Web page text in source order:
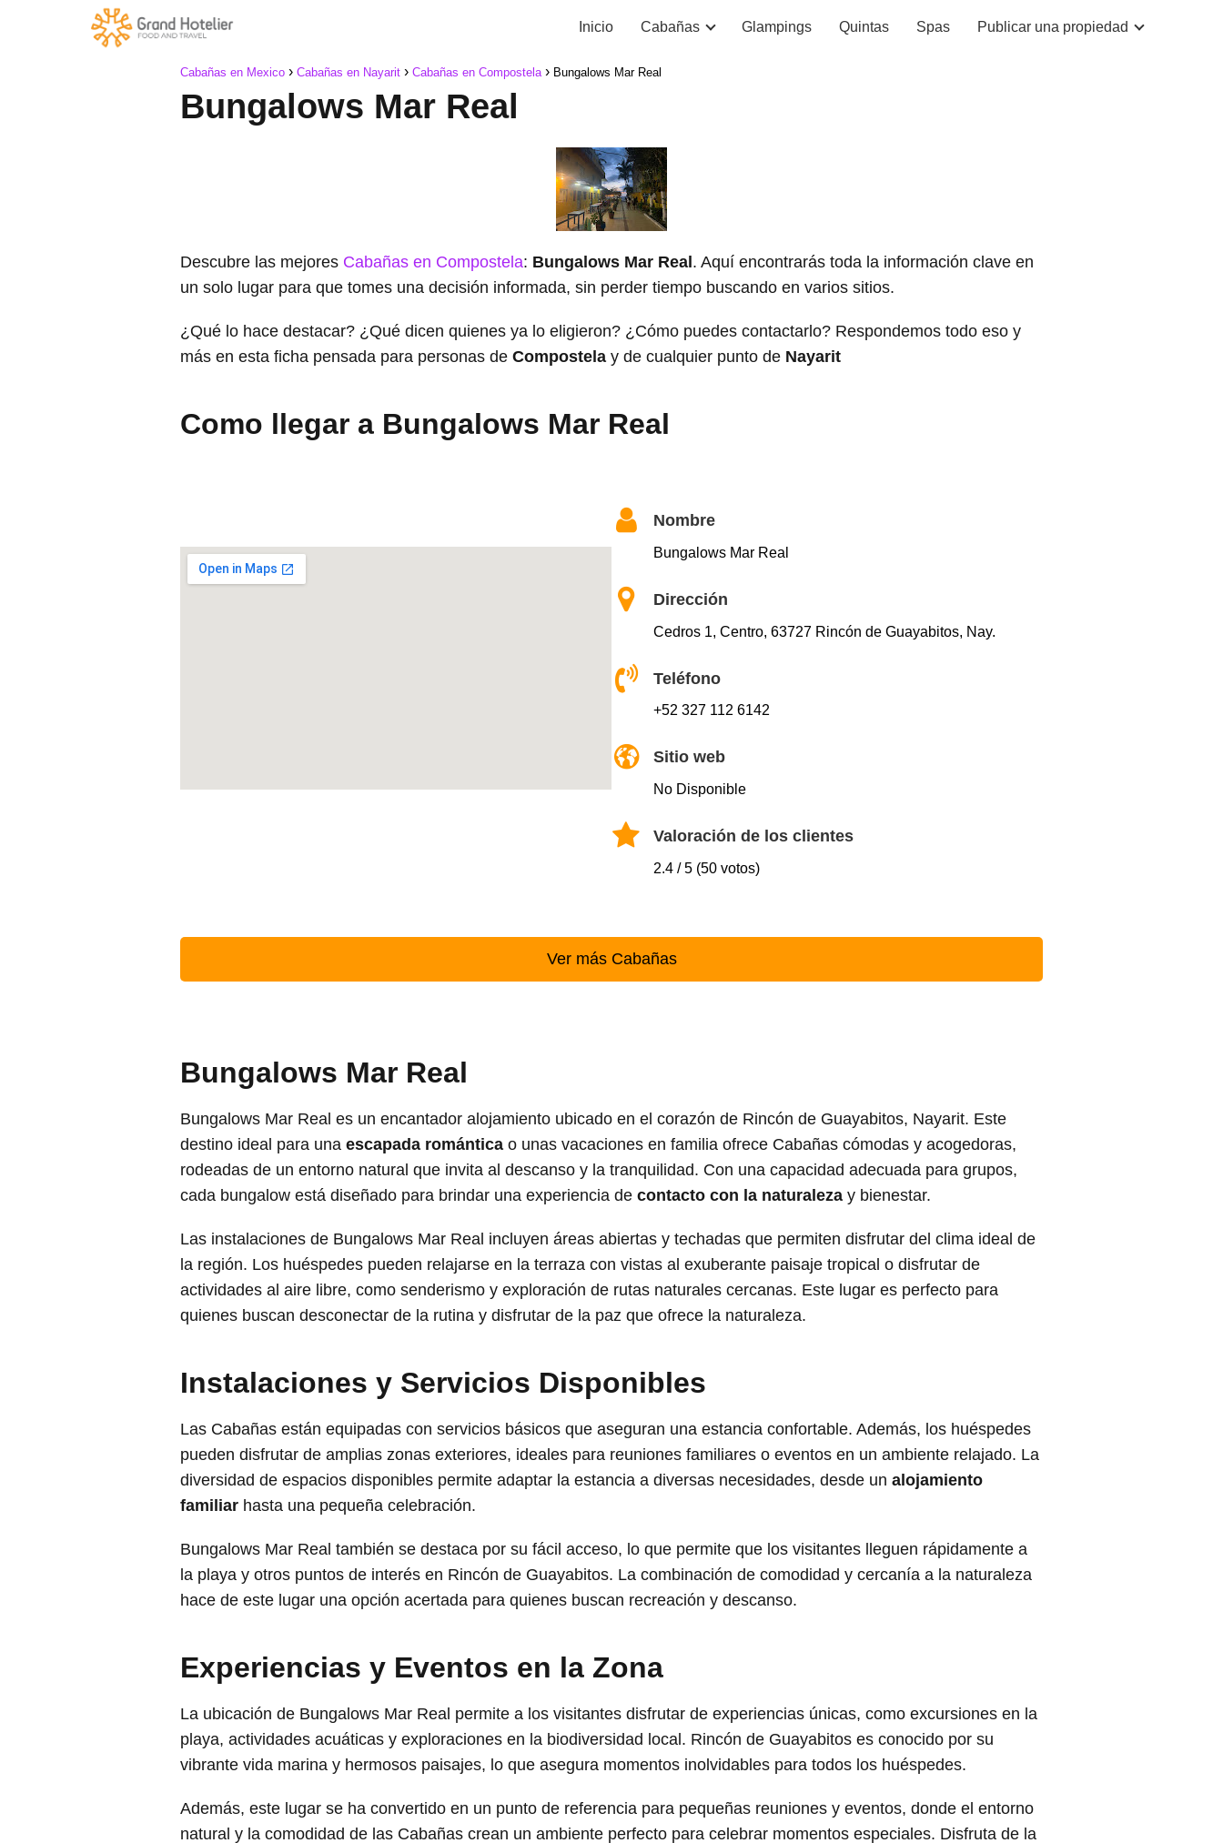
Inicio Cabañas Glampings Quintas Spas Publicar una propiedad
Cabañas en Mexico Cabañas en Nayarit Cabañas en Compostela Bungalows Mar Real
Bungalows Mar Real
Descubre las mejores Cabañas en Compostela: Bungalows Mar Real . Aquí encontrarás toda la información clave en
un solo lugar para que tomes una decisión informada, sin perder tiempo buscando en varios sitios.
¿Qué lo hace destacar? ¿Qué dicen quienes ya lo eligieron? ¿Cómo puedes contactarlo? Respondemos todo eso y
más en esta ficha pensada para personas de Compostela y de cualquier punto de Nayarit
Como llegar a Bungalows Mar Real
Nombre
Bungalows Mar Real
Dirección
Cedros 1, Centro, 63727 Rincón de Guayabitos, Nay.
Teléfono
+52 327 112 6142
Sitio web
No Disponible
Valoración de los clientes
2.4 / 5 (50 votos)
Ver más Cabañas
Bungalows Mar Real
Bungalows Mar Real es un encantador alojamiento ubicado en el corazón de Rincón de Guayabitos, Nayarit. Este
destino ideal para una escapada romántica o unas vacaciones en familia ofrece Cabañas cómodas y acogedoras,
rodeadas de un entorno natural que invita al descanso y la tranquilidad. Con una capacidad adecuada para grupos,
cada bungalow está diseñado para brindar una experiencia de contacto con la naturaleza y bienestar.
Las instalaciones de Bungalows Mar Real incluyen áreas abiertas y techadas que permiten disfrutar del clima ideal de
la región. Los huéspedes pueden relajarse en la terraza con vistas al exuberante paisaje tropical o disfrutar de
actividades al aire libre, como senderismo y exploración de rutas naturales cercanas. Este lugar es perfecto para
quienes buscan desconectar de la rutina y disfrutar de la paz que ofrece la naturaleza.
Instalaciones y Servicios Disponibles
Las Cabañas están equipadas con servicios básicos que aseguran una estancia confortable. Además, los huéspedes
pueden disfrutar de amplias zonas exteriores, ideales para reuniones familiares o eventos en un ambiente relajado. La
diversidad de espacios disponibles permite adaptar la estancia a diversas necesidades, desde un alojamiento
familiar hasta una pequeña celebración.
Bungalows Mar Real también se destaca por su fácil acceso, lo que permite que los visitantes lleguen rápidamente a
la playa y otros puntos de interés en Rincón de Guayabitos. La combinación de comodidad y cercanía a la naturaleza
hace de este lugar una opción acertada para quienes buscan recreación y descanso.
Experiencias y Eventos en la Zona
La ubicación de Bungalows Mar Real permite a los visitantes disfrutar de experiencias únicas, como excursiones en la
playa, actividades acuáticas y exploraciones en la biodiversidad local. Rincón de Guayabitos es conocido por su
vibrante vida marina y hermosos paisajes, lo que asegura momentos inolvidables para todos los huéspedes.
Además, este lugar se ha convertido en un punto de referencia para pequeñas reuniones y eventos, donde el entorno
natural y la comodidad de las Cabañas crean un ambiente perfecto para celebrar momentos especiales. Disfruta de la